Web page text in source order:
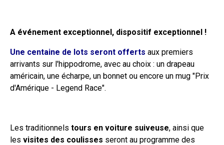
A événement exceptionnel, dispositif exceptionnel !
Une centaine de lots seront offerts aux premiers
arrivants sur l'hippodrome, avec au choix : un drapeau
américain, une écharpe, un bonnet ou encore un mug "Prix
d'Amérique - Legend Race".
Les traditionnels tours en voiture suiveuse, ainsi que
les visites des coulisses seront au programme des